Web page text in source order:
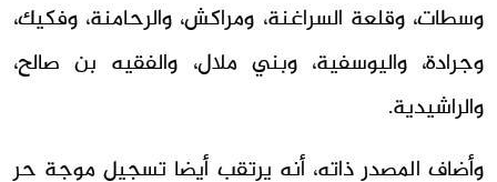
وسطات، وقلعة السراغنة، ومراكش، والرحامنة، وفكيك،
وجرادة، واليوسفية، وبني ملال، والفقيه بن صالح،
والراشيدية.
وأضاف المصدر ذاته، أنه يرتقب أيضا تسجيل موجة حر